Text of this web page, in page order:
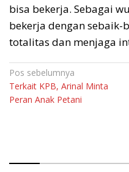
bisa bekerja. Sebagai
bekerja dengan sebaik-
totalitas dan menjaga
Navigasi
pos
Pos sebelumnya
Terkait KPB, Arinal Minta
Peran Anak Petani